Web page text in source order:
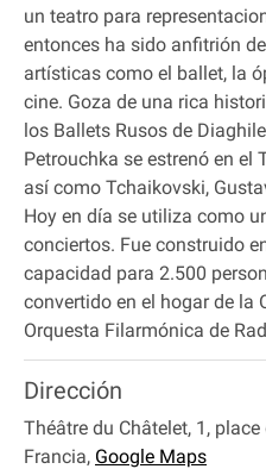
un teatro para
entonces ha sido anfitrión
artísticas como el ballet, la
cine. Goza de una rica
los Ballets Rusos de
Petrouchka se estrenó en el
así como Tchaikovski,
Hoy en día se utiliza como
conciertos. Fue construido
capacidad para 2.500
convertido en el hogar de la
Orquesta Filarmónica de
Dirección
Théâtre du Châtelet, 1,
Francia, Google Maps